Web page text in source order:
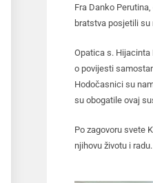
Fra Danko
bratstva posjetili su
Opatica s.
o povijesti
Hodočasnici su
su obogatile ovaj
Po zagovoru svete
njihovu životu i radu.